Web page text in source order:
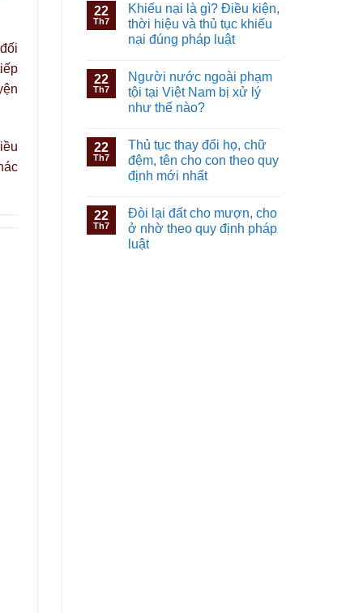
22
Th7
Khiếu nại là gì? Điều kiện,
thời hiệu và thủ tục khiếu
nại đúng pháp luật
22
Th7
Người nước ngoài phạm
tội tại Việt Nam bị xử lý
như thế nào?
22
Th7
Thủ tục thay đổi họ, chữ
đệm, tên cho con theo quy
định mới nhất
22
Th7
Đòi lại đất cho mượn, cho
ở nhờ theo quy định pháp
luật